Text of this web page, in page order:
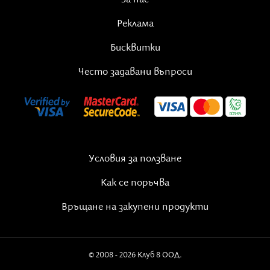
Реклама
Бисквитки
Често задавани въпроси
Условия за ползване
Как се поръчва
Връщане на закупени продукти
© 2008 - 2026 Клуб 8 ООД.